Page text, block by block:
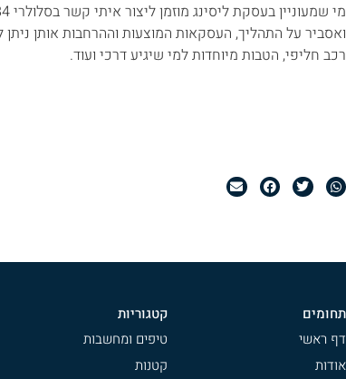
ואסביר על התהליך, העסקאות המוצעות וההרחבות אותן
רכב חליפי, הטבות מיוחדות למי שיגיע דרכי ועוד.
תחומים
דף ראשי
אודות
קטגוריות
טיפים ומחשבות
קטנות